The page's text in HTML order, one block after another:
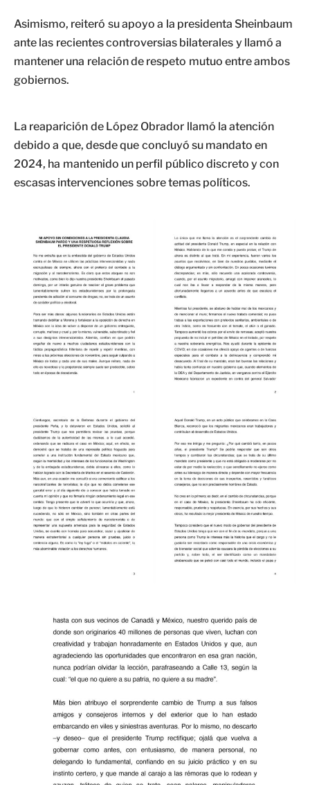
Asimismo, reiteró su apoyo a la presidenta Sheinbaum
ante las recientes controversias bilaterales y llamó a
mantener una relación de respeto mutuo entre ambos
gobiernos.
La reaparición de López Obrador llamó la atención
debido a que, desde que concluyó su mandato en
2024, ha mantenido un perfil público discreto y con
escasas intervenciones sobre temas políticos.